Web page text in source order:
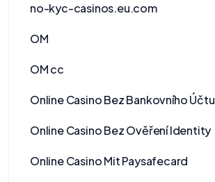
no-kyc-casinos.eu.com
OM
OM cc
Online Casino Bez Bankovního Účtu
Online Casino Bez Ověření Identity
Online Casino Mit Paysafecard